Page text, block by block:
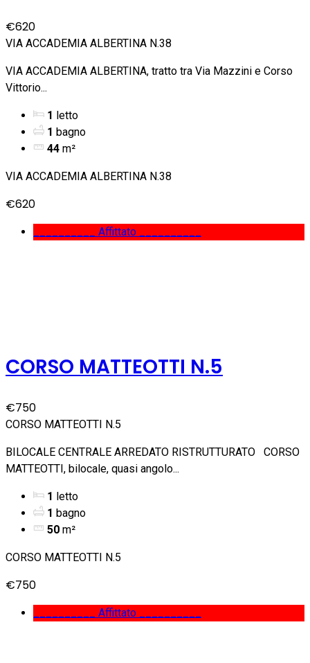
€620
VIA ACCADEMIA ALBERTINA N.38
VIA ACCADEMIA ALBERTINA, tratto tra Via Mazzini e Corso
Vittorio...
1 letto
1 bagno
44 m²
VIA ACCADEMIA ALBERTINA N.38
€620
__________ Affittato __________
CORSO MATTEOTTI N.5
€750
CORSO MATTEOTTI N.5
BILOCALE CENTRALE ARREDATO RISTRUTTURATO CORSO
MATTEOTTI, bilocale, quasi angolo...
1 letto
1 bagno
50 m²
CORSO MATTEOTTI N.5
€750
__________ Affittato __________